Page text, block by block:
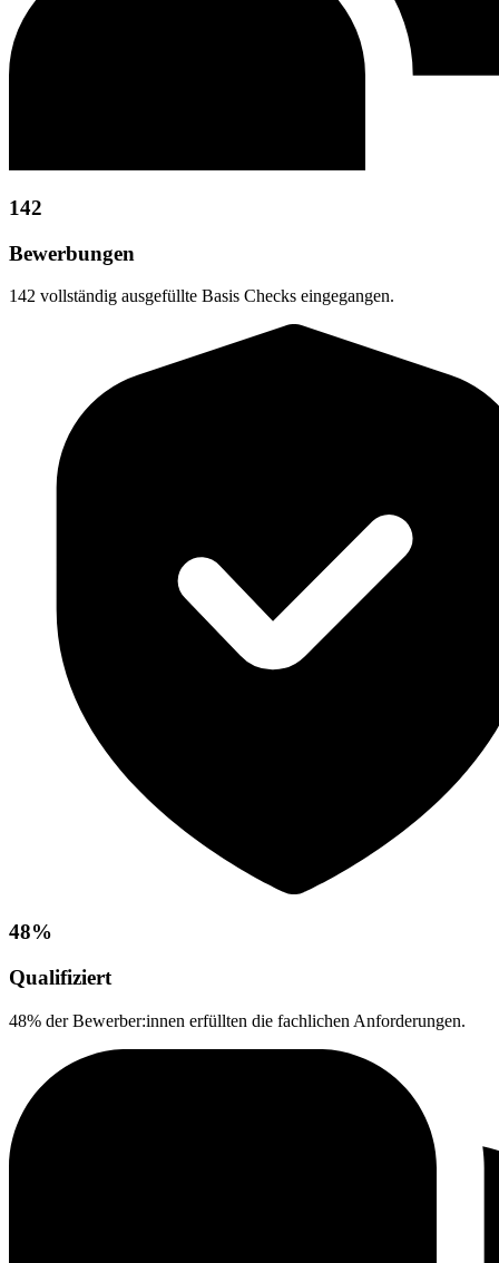
142
Bewerbungen
142 vollständig ausgefüllte Basis Checks eingegangen.
48%
Qualifiziert
48% der Bewerber:innen erfüllten die fachlichen Anforderungen.